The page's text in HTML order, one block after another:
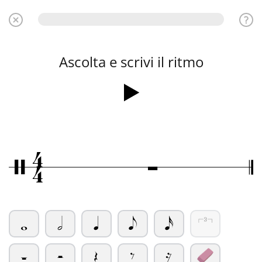
Ascolta e scrivi il ritmo
/4
4 Ó